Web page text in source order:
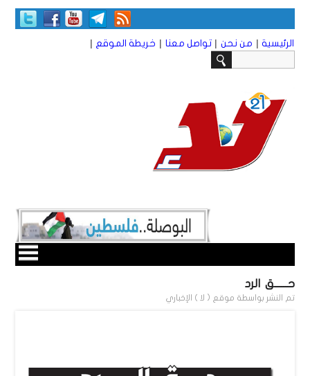
الرئيسية | من نحن | تواصل معنا | خريطة الموقع |
حــــــق الرد
تم النشر بواسطة موقع ( لا ) الإخباري